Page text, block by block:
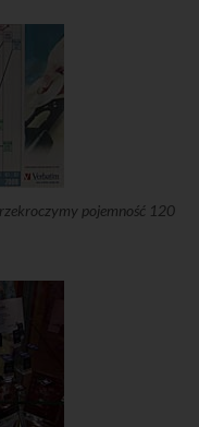
pojemność 120